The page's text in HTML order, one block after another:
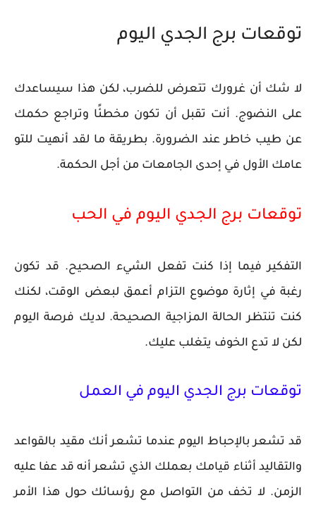
توقعات برج الجدي اليوم
لا شك أن غرورك تتعرض للضرب، لكن هذا سيساعدك
على النضوج. أنت تقبل أن تكون مخطئًا وتراجع حكمك
عن طيب خاطر عند الضرورة. بطريقة ما لقد أنهيت للتو
عامك الأول في إحدى الجامعات من أجل الحكمة.
توقعات برج الجدي اليوم في الحب
التفكير فيما إذا كنت تفعل الشيء الصحيح. قد تكون
رغبة في إثارة موضوع التزام أعمق لبعض الوقت، لكنك
كنت تنتظر الحالة المزاجية الصحيحة. لديك فرصة اليوم
لكن لا تدع الخوف يتغلب عليك.
توقعات برج الجدي اليوم في العمل
قد تشعر بالإحباط اليوم عندما تشعر أنك مقيد بالقواعد
والتقاليد أثناء قيامك بعملك الذي تشعر أنه قد عفا عليه
الزمن. لا تخف من التواصل مع رؤسائك حول هذا الأمر